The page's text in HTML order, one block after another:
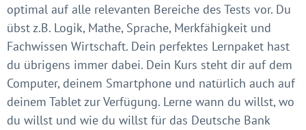
optimal auf alle relevanten Bereiche des Tests vor. Du
übst z.B. Logik, Mathe, Sprache, Merkfähigkeit und
Fachwissen Wirtschaft. Dein perfektes Lernpaket hast
du übrigens immer dabei. Dein Kurs steht dir auf dem
Computer, deinem Smartphone und natürlich auch auf
deinem Tablet zur Verfügung. Lerne wann du willst, wo
du willst und wie du willst für das Deutsche Bank